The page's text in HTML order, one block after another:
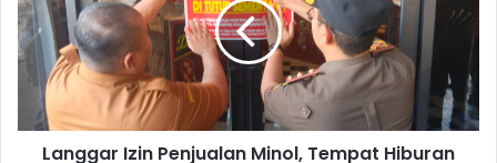
Minol,
Tempat
Hiburan
Helen's
Karawang
Disegel
SatpolLanggar Izin Penjualan Minol, Tempat Hiburan